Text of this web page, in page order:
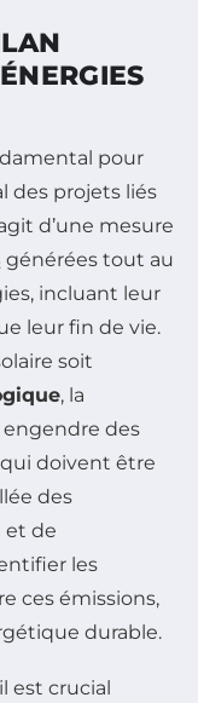
pour
des projets liés
d’une mesure
générées tout au
incluant leur
leur fin de vie.
soit
, la
des
doivent être
des
et de
les
ces émissions,
durable.
est crucial